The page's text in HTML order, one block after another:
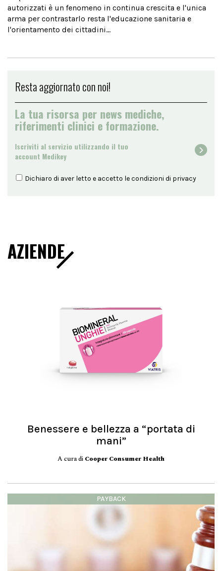
autorizzati è un fenomeno in continua crescita e l'unica
arma per contrastarlo resta l'educazione sanitaria e
l'orientamento dei cittadini...
Resta aggiornato con noi!
La tua risorsa per news mediche,
riferimenti clinici e formazione.
Iscriviti al servizio utilizzando il tuo
account Medikey
Dichiaro di aver letto e accetto le condizioni di privacy
AZIENDE
Benessere e bellezza a “portata di
mani”
A cura di Cooper Consumer Health
PAYBACK